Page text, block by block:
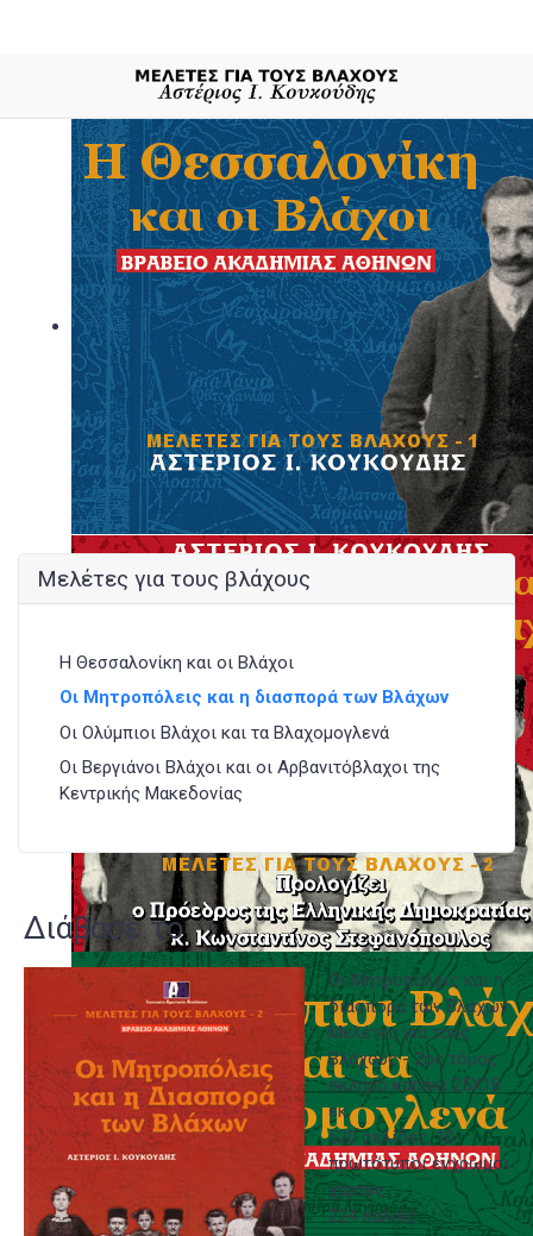
Μελέτες για τους βλάχους
Η Θεσσαλονίκη και οι Βλάχοι
Οι Μητροπόλεις και η διασπορά των Βλάχων
Οι Ολύμπιοι Βλάχοι και τα Βλαχομογλενά
Οι Βεργιάνοι Βλάχοι και οι Αρβανιτόβλαχοι της
Κεντρικής Μακεδονίας
Διάβασέ το
Οι Μητροπόλεις και η
διασπορά των Βλάχων
Μελέτες για τους
Βλάχους - 2ος τόμος
σκληρό καπάκι 25Χ18
εκ
520 σελίδες, 10
πρωτότυποι έγχρωμοι
χάρτες
224 παλιές